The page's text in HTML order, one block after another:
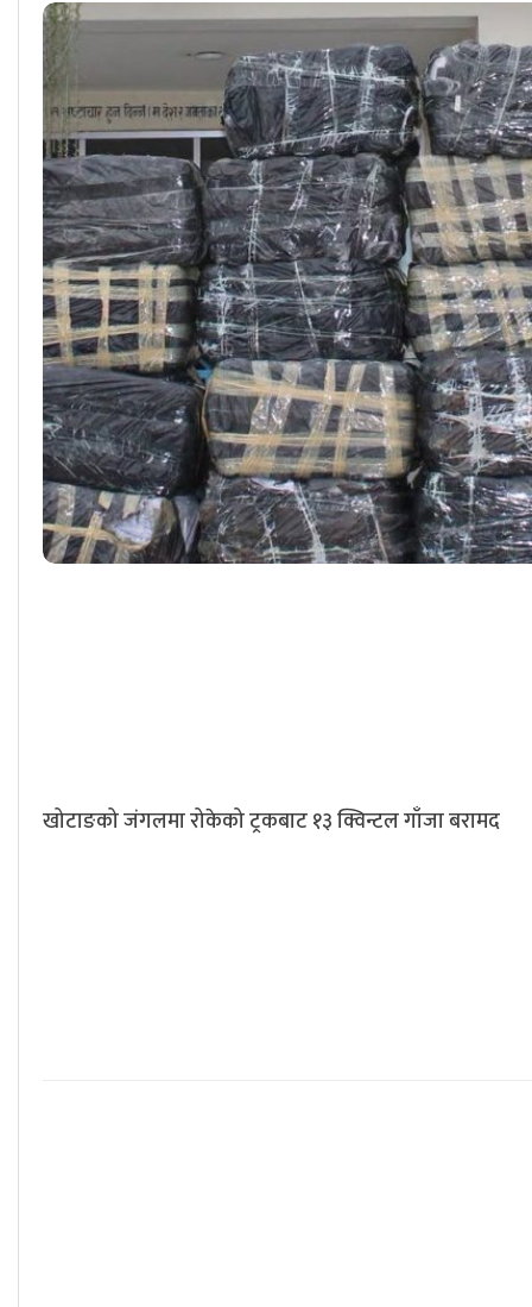
खोटाङको जंगलमा रोकेको ट्रकबाट १३ क्विन्टल गाँजा बरामद